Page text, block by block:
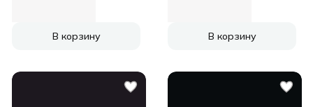
В корзину В корзину